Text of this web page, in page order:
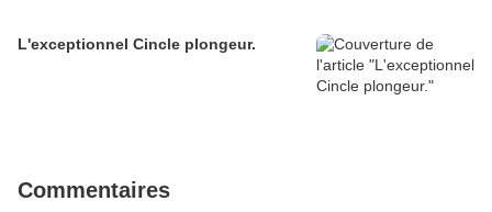
L'exceptionnel Cincle plongeur.
Commentaires